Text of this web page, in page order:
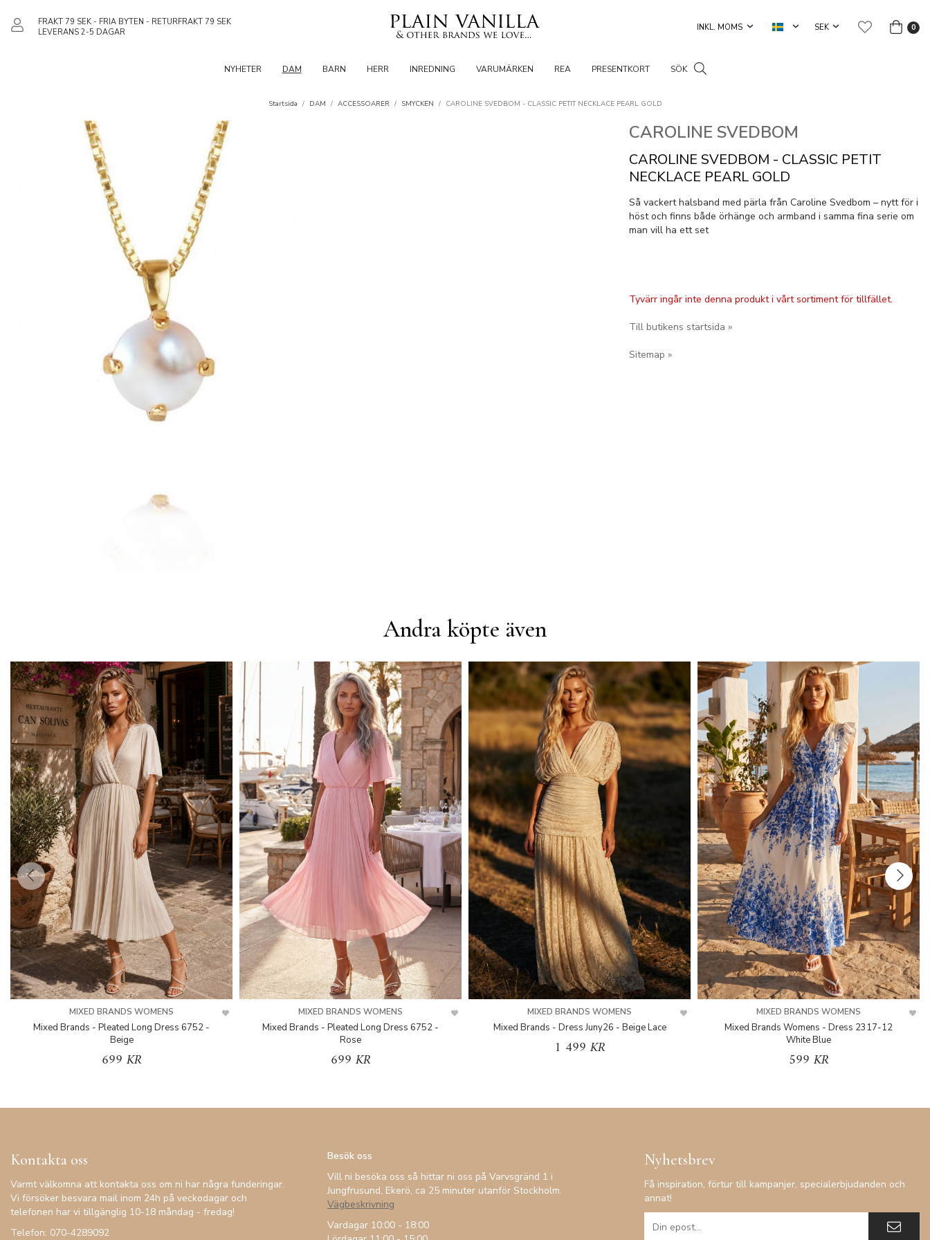
FRAKT 79 SEK - FRIA BYTEN - RETURFRAKT 79 SEK
LEVERANS 2-5 DAGAR
0
NYHETER DAM BARN HERR INREDNING VARUMÄRKEN REA PRESENTKORT SÖK
Startsida / DAM / ACCESSOARER / SMYCKEN / CAROLINE SVEDBOM - CLASSIC PETIT NECKLACE PEARL GOLD
CAROLINE SVEDBOM
CAROLINE SVEDBOM - CLASSIC PETIT
NECKLACE PEARL GOLD
Så vackert halsband med pärla från Caroline Svedbom – nytt för i
höst och finns både örhänge och armband i samma fina serie om
man vill ha ett set
Tyvärr ingår inte denna produkt i vårt sortiment för tillfället.
Till butikens startsida »
Sitemap »
Andra köpte även
MIXED BRANDS WOMENS
Mixed Brands - Pleated Long Dress 6752 -
Beige
699 KR
MIXED BRANDS WOMENS
Mixed Brands - Pleated Long Dress 6752 -
Rose
699 KR
MIXED BRANDS WOMENS
Mixed Brands - Dress Juny26 - Beige Lace
1 499 KR
MIXED BRANDS WOMENS
Mixed Brands Womens - Dress 2317-12
White Blue
599 KR
Kontakta oss
Varmt välkomna att kontakta oss om ni har några funderingar.
Vi försöker besvara mail inom 24h på veckodagar och
telefonen har vi tillgänglig 10-18 måndag - fredag!
Telefon: 070-4289092
Besök oss
Vill ni besöka oss så hittar ni oss på Varvsgränd 1 i
Jungfrusund, Ekerö, ca 25 minuter utanför Stockholm.
Vägbeskrivning
Vardagar 10:00 - 18:00
Nyhetsbrev
Få inspiration, förtur till kampanjer, specialerbjudanden och
annat!